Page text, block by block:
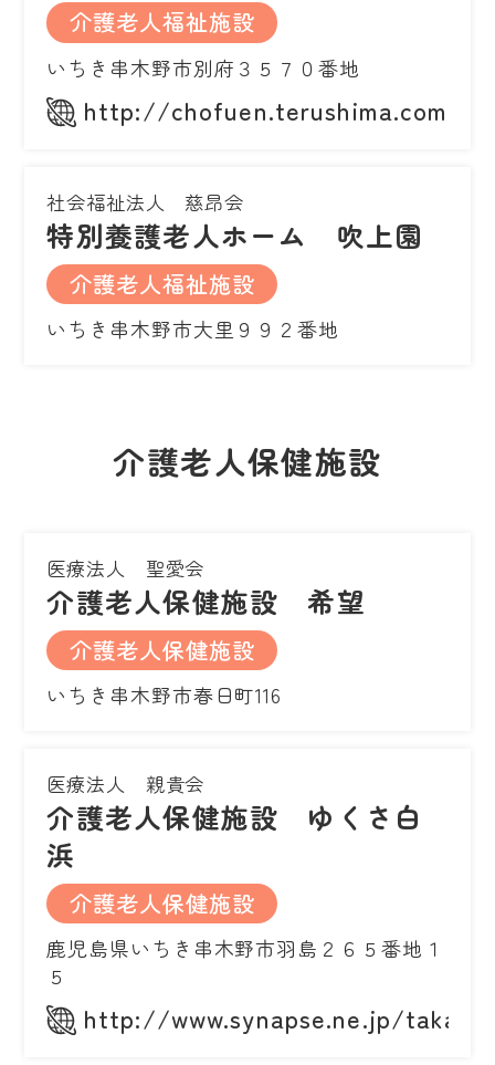
介護老人福祉施設
いちき串木野市別府３５７０番地
http://chofuen.terushima.com
社会福祉法人 慈昂会
特別養護老人ホーム 吹上園
介護老人福祉施設
いちき串木野市大里９９２番地
介護老人保健施設
医療法人 聖愛会
介護老人保健施設 希望
介護老人保健施設
いちき串木野市春日町116
医療法人 親貴会
介護老人保健施設 ゆくさ白
浜
介護老人保健施設
鹿児島県いちき串木野市羽島２６５番地１
５
http://www.synapse.ne.jp/taka1/